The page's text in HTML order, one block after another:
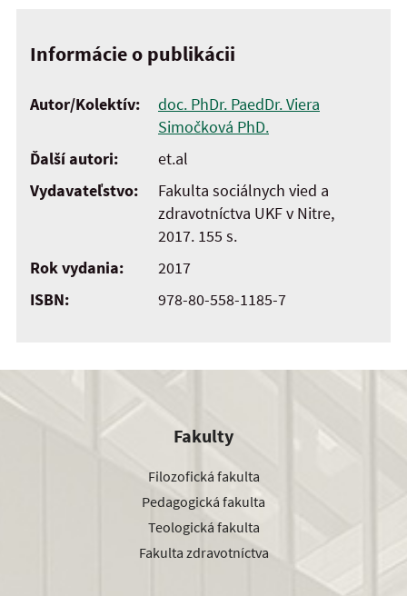
Informácie o publikácii
Autor/Kolektív:
doc. PhDr. PaedDr. Viera
Simočková PhD.
Ďalší autori:
et.al
Vydavateľstvo:
Fakulta sociálnych vied a
zdravotníctva UKF v Nitre,
2017. 155 s.
Rok vydania:
2017
ISBN:
978-80-558-1185-7
Fakulty
Filozofická fakulta
Pedagogická fakulta
Teologická fakulta
Fakulta zdravotníctva